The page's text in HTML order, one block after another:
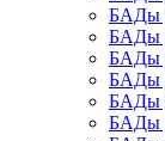
БАДы
БАДы
БАДы
БАДы
БАДы
БАДы